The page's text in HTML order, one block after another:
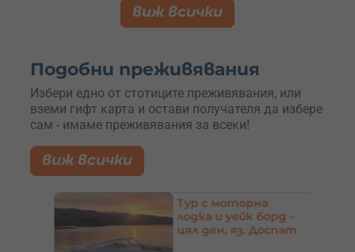
виж всички
Подобни преживявания
Избери едно от стотиците преживявания, или
вземи гифт карта и остави получателя да избере
сам - имаме преживявания за всеки!
виж всички
Тур с моторна
лодка и уейк борд –
цял ден, яз. Доспат